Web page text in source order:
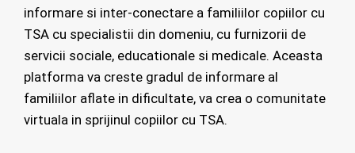
informare si inter-conectare a familiilor copiilor cu
TSA cu specialistii din domeniu, cu furnizorii de
servicii sociale, educationale si medicale. Aceasta
platforma va creste gradul de informare al
familiilor aflate in dificultate, va crea o comunitate
virtuala in sprijinul copiilor cu TSA.